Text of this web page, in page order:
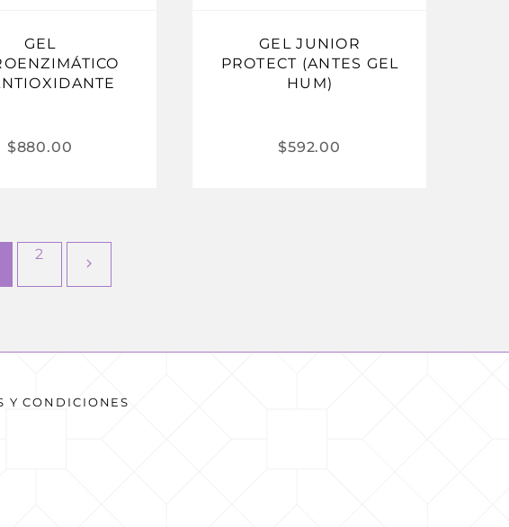
GEL
$880.00
GEL JUNIOR
PROTECT (ANTES GEL
HUM)
$592.00
2
Y CONDICIONES